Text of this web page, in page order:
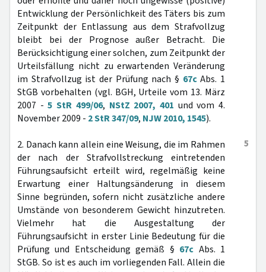
Entwicklung der Persönlichkeit des Täters bis zum
Zeitpunkt der Entlassung aus dem Strafvollzug
bleibt bei der Prognose außer Betracht. Die
Berücksichtigung einer solchen, zum Zeitpunkt der
Urteilsfällung nicht zu erwartenden Veränderung
im Strafvollzug ist der Prüfung nach § 67cAbs. 1
StGB vorbehalten (vgl. BGH, Urteile vom 13. März
2007 -5 StR 499/06, NStZ 2007, 401 und vom 4.
November 2009 - 2 StR 347/09, NJW 2010, 1545).
5
2. Danach kann allein eine Weisung, die im Rahmen
der nach der Strafvollstreckung eintretenden
Führungsaufsicht erteilt wird, regelmäßig keine
Erwartung einer Haltungsänderung in diesem
Sinne begründen, sofern nicht zusätzliche andere
Umstände von besonderem Gewicht hinzutreten.
Vielmehr hat die Ausgestaltung der
Führungsaufsicht in erster Linie Bedeutung für die
Prüfung und Entscheidung gemäß § 67c Abs. 1
StGB. So ist es auch im vorliegenden Fall. Allein die